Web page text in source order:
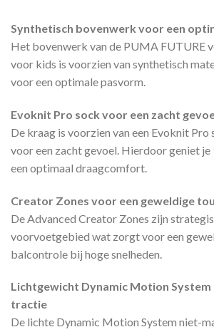
Synthetisch bovenwerk voor een
Het bovenwerk van de PUMA FUTURE
voor kids is voorzien van synthetisch
voor een optimale pasvorm.
Evoknit Pro sock voor een zacht
De kraag is voorzien van een Evoknit
voor een zacht gevoel. Hierdoor geniet je
een optimaal draagcomfort.
Creator Zones voor een geweldige
De Advanced Creator Zones zijn
voorvoetgebied wat zorgt voor een
balcontrole bij hoge snelheden.
Lichtgewicht Dynamic Motion
tractie
De lichte Dynamic Motion System niet-